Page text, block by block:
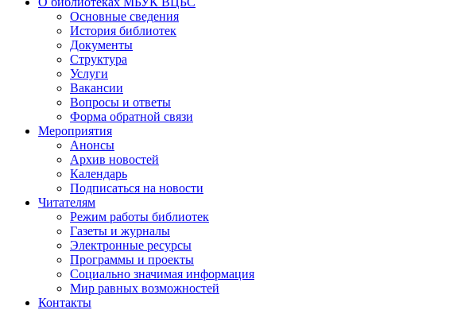
Основные сведения
История библиотек
Документы
Структура
Услуги
Вакансии
Вопросы и ответы
Форма обратной связи
Мероприятия
Анонсы
Архив новостей
Календарь
Подписаться на новости
Читателям
Режим работы библиотек
Газеты и журналы
Электронные ресурсы
Программы и проекты
Социально значимая информация
Мир равных возможностей
Контакты